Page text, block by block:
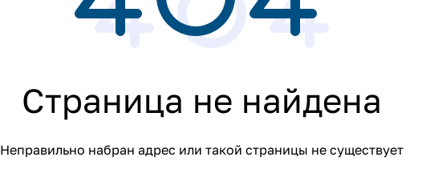
Страница не найдена
Неправильно набран адрес или такой страницы не существует